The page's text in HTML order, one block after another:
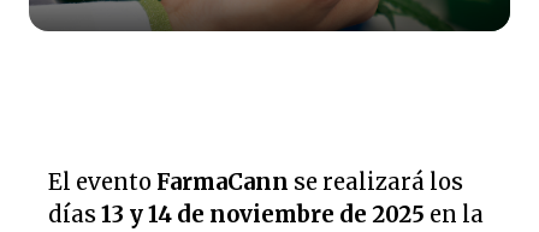
El eventoFarmaCann se realizará los
días 13 y 14 de noviembre de 2025 en la